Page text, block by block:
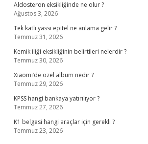
Aldosteron eksikliğinde ne olur ?
Ağustos 3, 2026
Tek katlı yassı epitel ne anlama gelir ?
Temmuz 31, 2026
Kemik iliği eksikliğinin belirtileri nelerdir ?
Temmuz 30, 2026
Xiaomi’de özel albüm nedir ?
Temmuz 29, 2026
KPSS hangi bankaya yatırılıyor ?
Temmuz 27, 2026
K1 belgesi hangi araçlar için gerekli ?
Temmuz 23, 2026